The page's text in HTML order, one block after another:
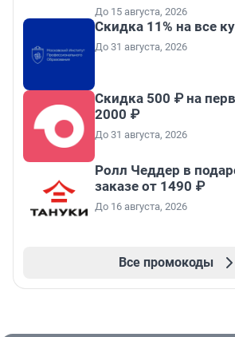
До 15 августа, 2026
Скидка 11% на все
До 31 августа, 2026
Скидка 500 ₽ на
2000 ₽
До 31 августа, 2026
Ролл Чеддер в
заказе от 1490 ₽
До 16 августа, 2026
Все промокоды